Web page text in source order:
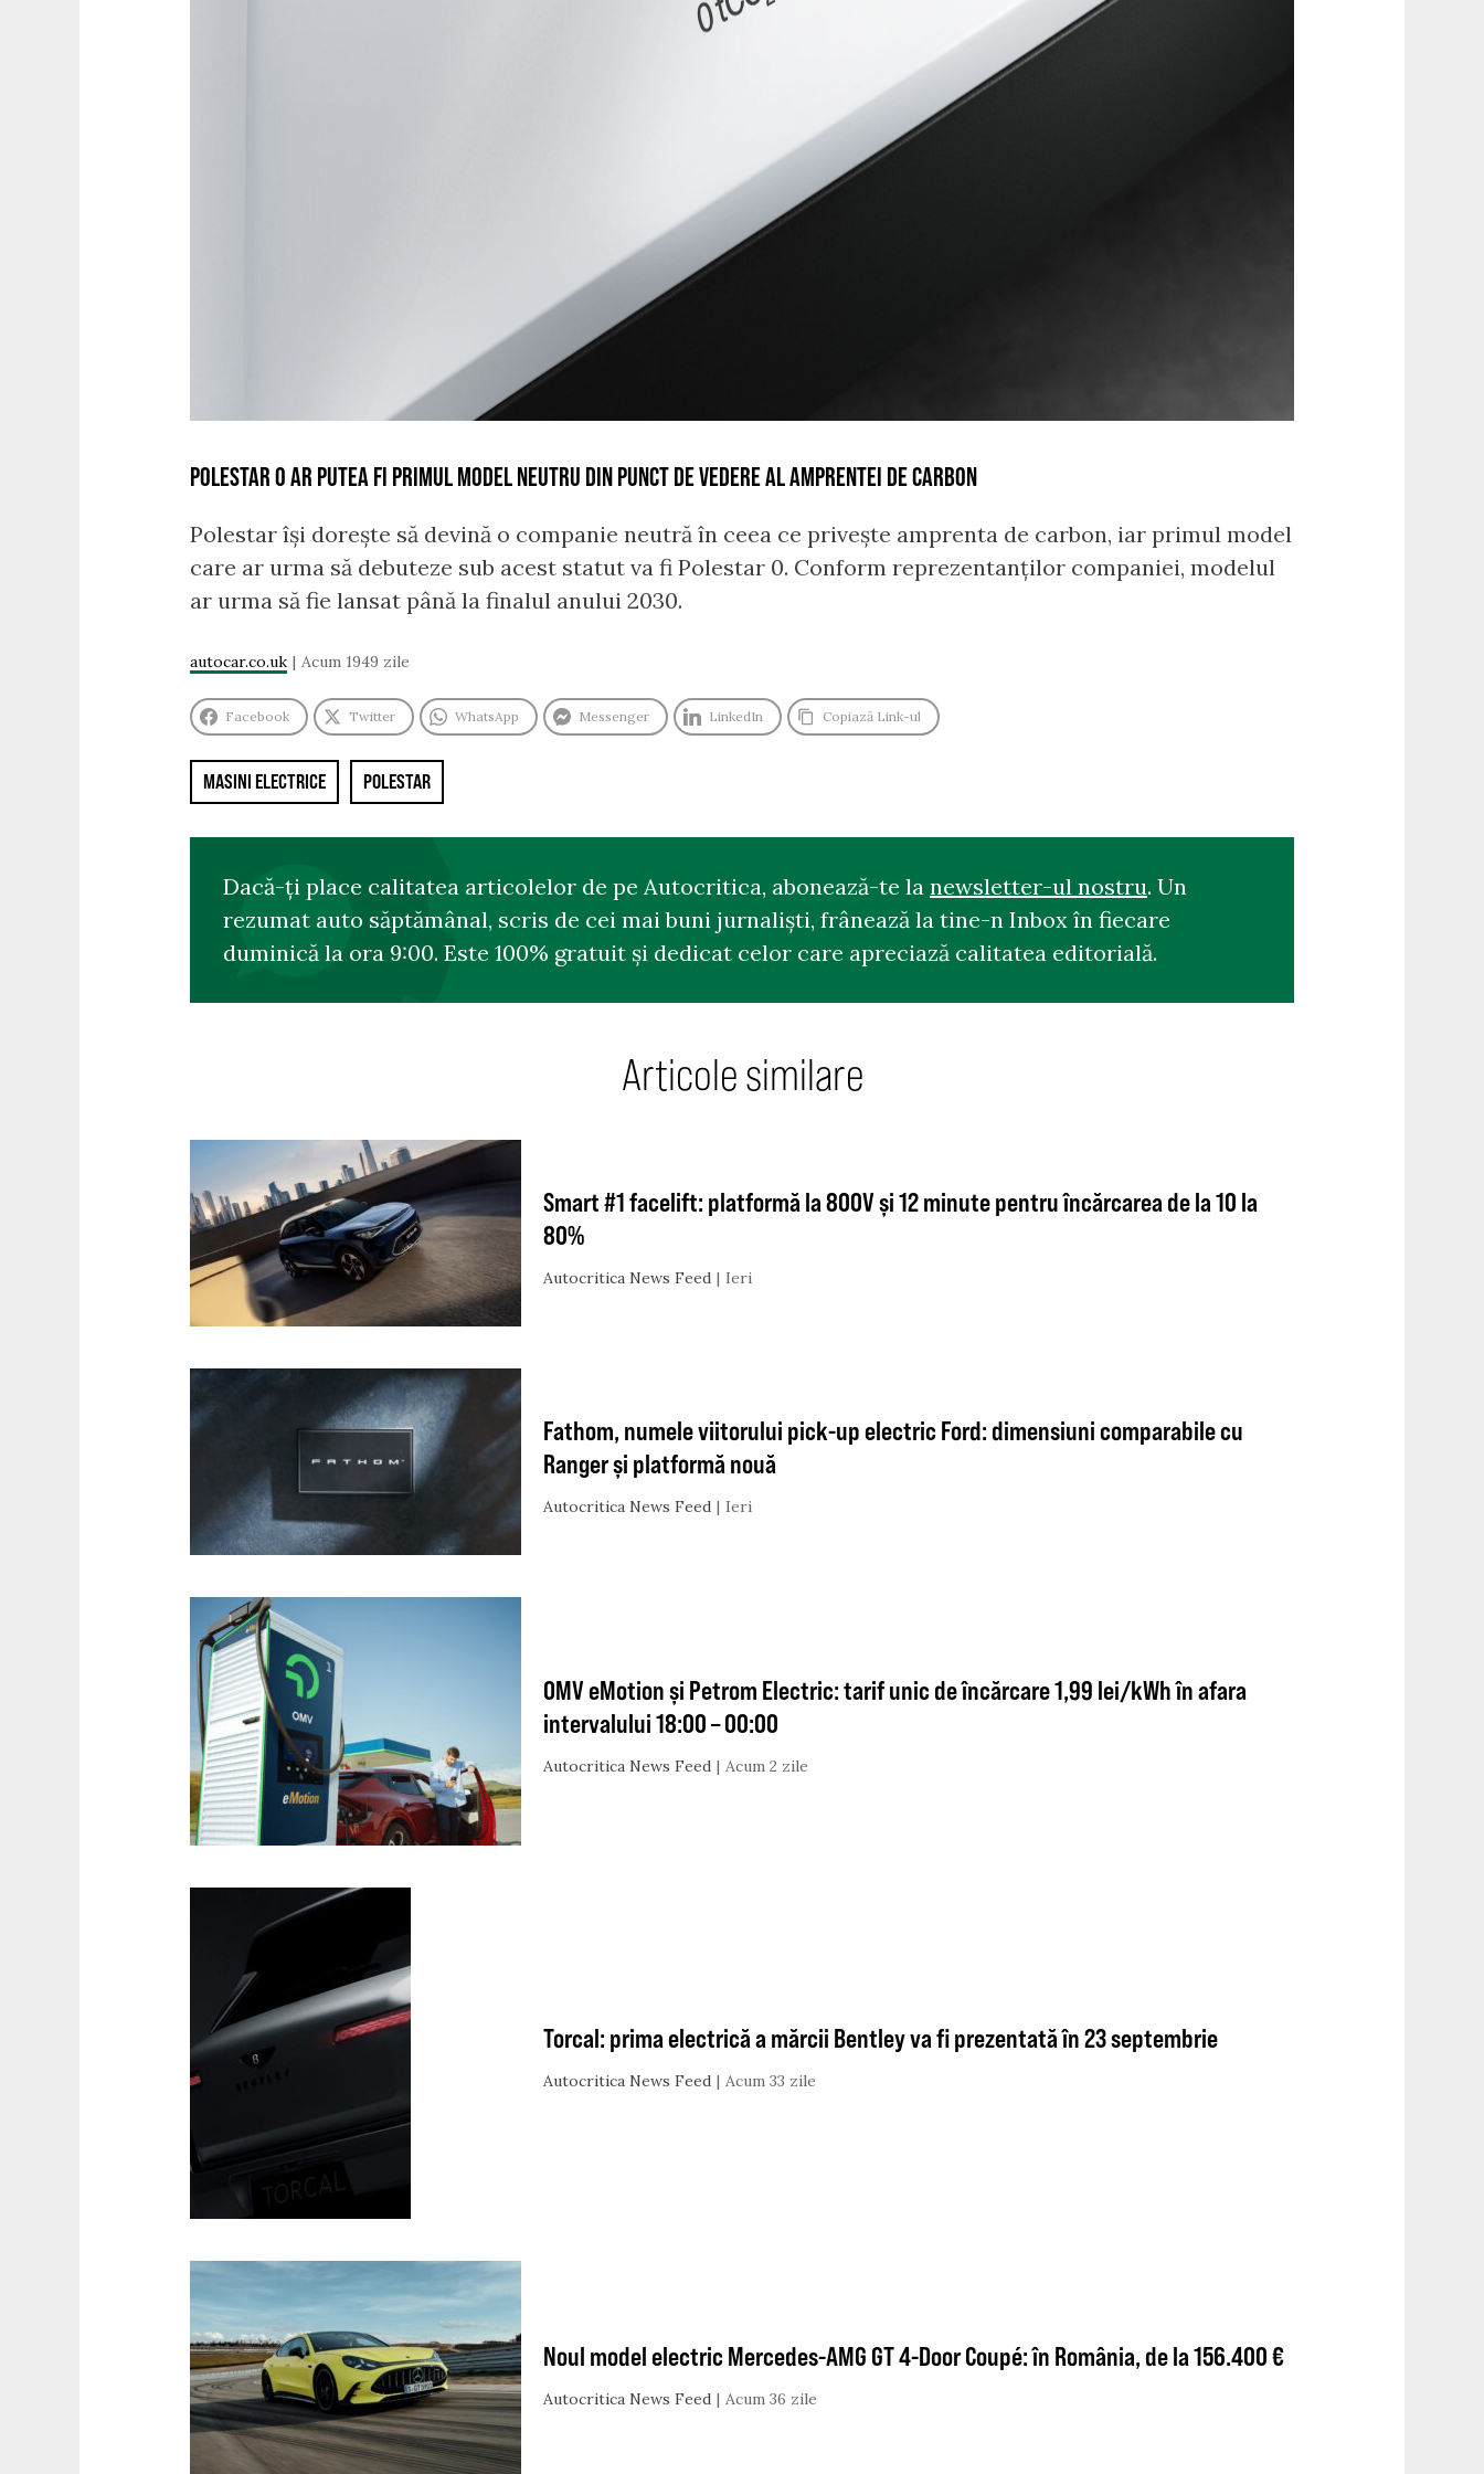
POLESTAR 0 AR PUTEA FI PRIMUL MODEL NEUTRU DIN PUNCT DE VEDERE AL AMPRENTEI DE CARBON
Polestar își dorește să devină o companie neutră în ceea ce privește amprenta de carbon, iar primul model
care ar urma să debuteze sub acest statut va fi Polestar 0. Conform reprezentanților companiei, modelul
ar urma să fie lansat până la finalul anului 2030.
autocar.co.uk Acum 1949 zile
Facebook Twitter WhatsApp Messenger LinkedIn Copiază Link-ul
MASINI ELECTRICE POLESTAR
Dacă-ți place calitatea articolelor de pe Autocritica, abonează-te la newsletter-ul nostru. Un
rezumat auto săptămânal, scris de cei mai buni jurnaliști, frânează la tine-n Inbox în fiecare
duminică la ora 9:00. Este 100% gratuit și dedicat celor care apreciază calitatea editorială.
Articole similare
Smart #1 facelift: platformă la 800V și 12 minute pentru încărcarea de la 10 la
80%
Autocritica News Feed Ieri
Fathom, numele viitorului pick-up electric Ford: dimensiuni comparabile cu
Ranger și platformă nouă
Autocritica News Feed Ieri
OMV eMotion și Petrom Electric: tarif unic de încărcare 1,99 lei/kWh în afara
intervalului 18:00 – 00:00
Autocritica News Feed Acum 2 zile
Torcal: prima electrică a mărcii Bentley va fi prezentată în 23 septembrie
Autocritica News Feed Acum 33 zile
Noul model electric Mercedes-AMG GT 4-Door Coupé: în România, de la 156.400 €
Autocritica News Feed Acum 36 zile